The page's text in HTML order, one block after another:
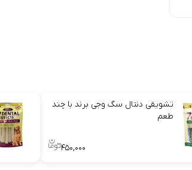
تشویقی دنتال سگ وجی برند با چند
طعم
۴۵۰,۰۰۰